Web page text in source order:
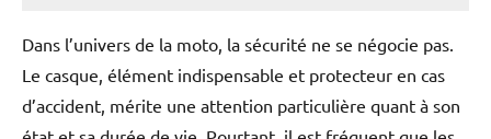
Dans l’univers de la moto, la sécurité ne se négocie pas.
Le casque, élément indispensable et protecteur en cas
d’accident, mérite une attention particulière quant à son